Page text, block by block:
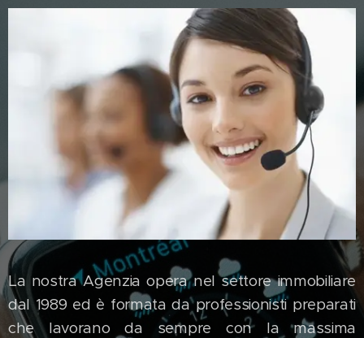
La nostra Agenzia opera nel settore immobiliare
dal 1989 ed è formata da professionisti preparati
che lavorano da sempre con la massima